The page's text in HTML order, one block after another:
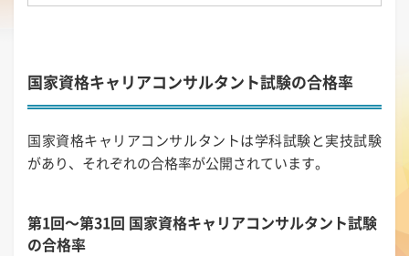
国家資格キャリアコンサルタント試験の合格率
国家資格キャリアコンサルタントは学科試験と実技試験
があり、それぞれの合格率が公開されています。
第1回～第31回 国家資格キャリアコンサルタント試験
の合格率